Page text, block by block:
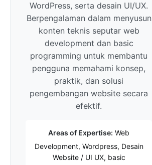
WordPress, serta desain UI/UX.
Berpengalaman dalam menyusun
konten teknis seputar web
development dan basic
programming untuk membantu
pengguna memahami konsep,
praktik, dan solusi
pengembangan website secara
efektif.
Areas of Expertise: Web
Development, Wordpress, Desain
Website / UI UX, basic